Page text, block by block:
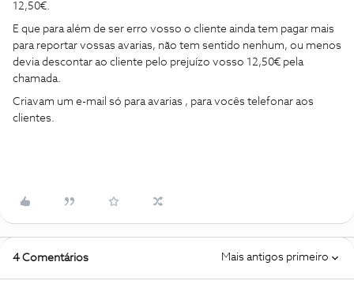
12,50€.
E que para além de ser erro vosso o cliente ainda tem pagar mais
para reportar vossas avarias, não tem sentido nenhum, ou menos
devia descontar ao cliente pelo prejuízo vosso 12,50€ pela
chamada.
Criavam um e-mail só para avarias , para vocês telefonar aos
clientes.
4 Comentários Mais antigos primeiro